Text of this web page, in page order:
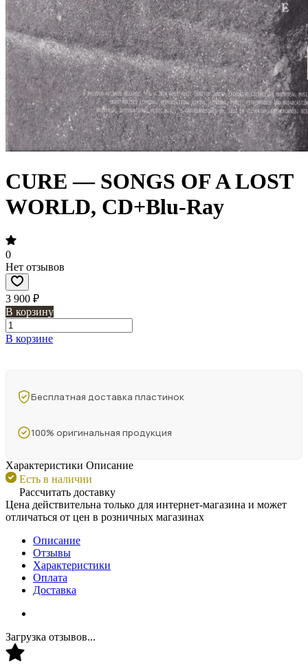
CURE — SONGS OF A LOST
WORLD, CD+Blu-Ray
0
Нет отзывов
3 900 ₽
В корзину
В корзине
Бесплатная доставка пластинок
100% оригинальная продукция
Характеристики Описание
Есть в наличии
Рассчитать доставку
Цена действительна только для интернет-магазина и может
отличаться от цен в розничных магазинах
Описание
Отзывы
Характеристики
Оплата
Доставка
Загрузка отзывов...